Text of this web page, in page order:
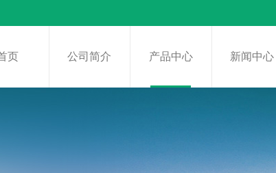
页 公司简介 产品中心 新闻中心